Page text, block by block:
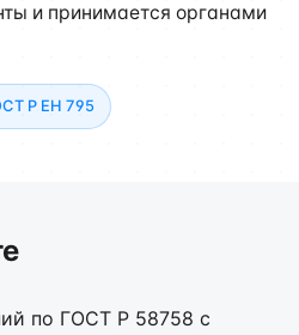
и принимается органами
Р ЕН 795
по ГОСТ Р 58758 с